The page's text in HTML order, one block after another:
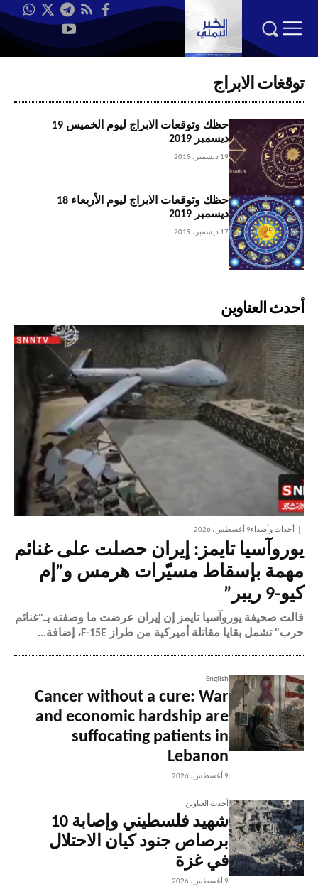
توقغات الابراج
حظك وتوقعات الابراج ليوم الخميس 19
ديسمبر 2019
19 ديسمبر، 2019
حظك وتوقعات الابراج ليوم الأربعاء 18
ديسمبر 2019
17 ديسمبر، 2019
أحدث العناوين
أحداث وأصداء9 أغسطس، 2026
يوروآسيا تايمز: إيران حصلت على غنائم
مهمة بإسقاط مسيّرات هرمس و”إم
كيو-9 ريبر”
قالت صحيفة يوروآسيا تايمز إن إيران عرضت ما وصفته بـ"غنائم
حرب" تشمل بقايا مقاتلة أميركية من طراز F-15E، إضافة...
English
Cancer without a cure: War
and economic hardship are
suffocating patients in
Lebanon
9 أغسطس، 2026
أحدث العناوين
شهيد فلسطيني وإصابة 10
برصاص جنود كيان الاحتلال
في غزة
9 أغسطس، 2026